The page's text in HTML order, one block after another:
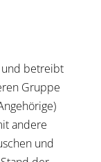
und betreibt
Gruppe
andere
und